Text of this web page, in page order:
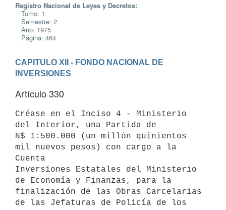
Registro Nacional de Leyes y Decretos:
Tomo: 1
Semestre: 2
Año: 1975
Página: 464
CAPITULO XII - FONDO NACIONAL DE
INVERSIONES
Artículo 330
Créase en el Inciso 4 - Ministerio
del Interior, una Partida de
N$ 1:500.000 (un millón quinientos
mil nuevos pesos) con cargo a la
Cuenta
Inversiones Estatales del Ministerio
de Economía y Finanzas, para la
finalización de las Obras Carcelarias
de las Jefaturas de Policía de los